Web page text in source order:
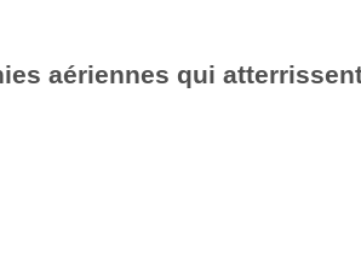
aériennes qui